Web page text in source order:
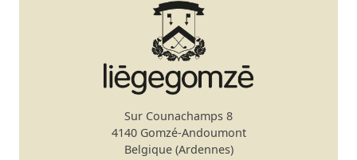
Sur Counachamps 8
4140 Gomzé-Andoumont
Belgique (Ardennes)